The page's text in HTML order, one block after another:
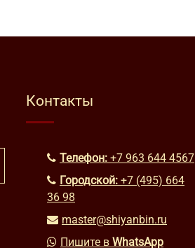
Контакты
Телефон: +7 963 644 4567
Городской: +7 (495) 664
36 98
master@shiyanbin.ru
Пишите в WhatsApp